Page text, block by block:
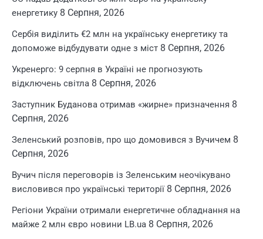
енергетику 8 Серпня, 2026
Сербія виділить €2 млн на українську енергетику та
допоможе відбудувати одне з міст 8 Серпня, 2026
Укренерго: 9 серпня в Україні не прогнозують
відключень світла 8 Серпня, 2026
Заступник Буданова отримав «жирне» призначення 8
Серпня, 2026
Зеленський розповів, про що домовився з Вучичем 8
Серпня, 2026
Вучич після переговорів із Зеленським неочікувано
висловився про українські території 8 Серпня, 2026
Регіони України отримали енергетичне обладнання на
майже 2 млн євро новини LB.ua 8 Серпня, 2026